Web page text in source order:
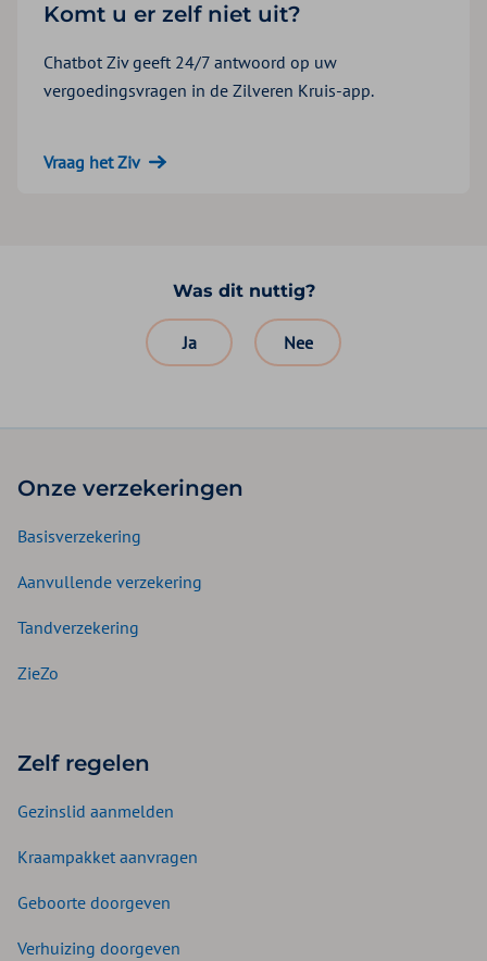
Komt u er zelf niet uit?
Chatbot Ziv geeft 24/7 antwoord op uw
vergoedingsvragen in de Zilveren Kruis-app.
Vraag het Ziv
Was dit nuttig?
Ja Nee
Onze verzekeringen
Basisverzekering
Aanvullende verzekering
Tandverzekering
ZieZo
Zelf regelen
Gezinslid aanmelden
Kraampakket aanvragen
Geboorte doorgeven
Verhuizing doorgeven